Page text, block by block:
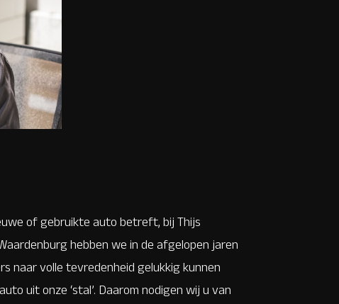
of gebruikte auto betreft, bij Thijs
hebben we in de afgelopen jaren
naar volle tevredenheid gelukkig kunnen
uit onze ‘stal’. Daarom nodigen wij u van